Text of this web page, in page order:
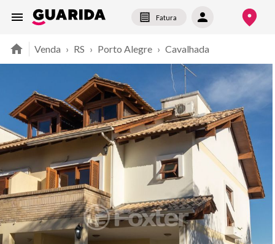
Fatura
Venda › RS › Porto Alegre › Cavalhada